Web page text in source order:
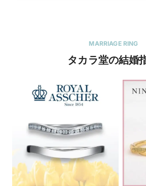
MARRIAGE RING
タカラ堂の結婚